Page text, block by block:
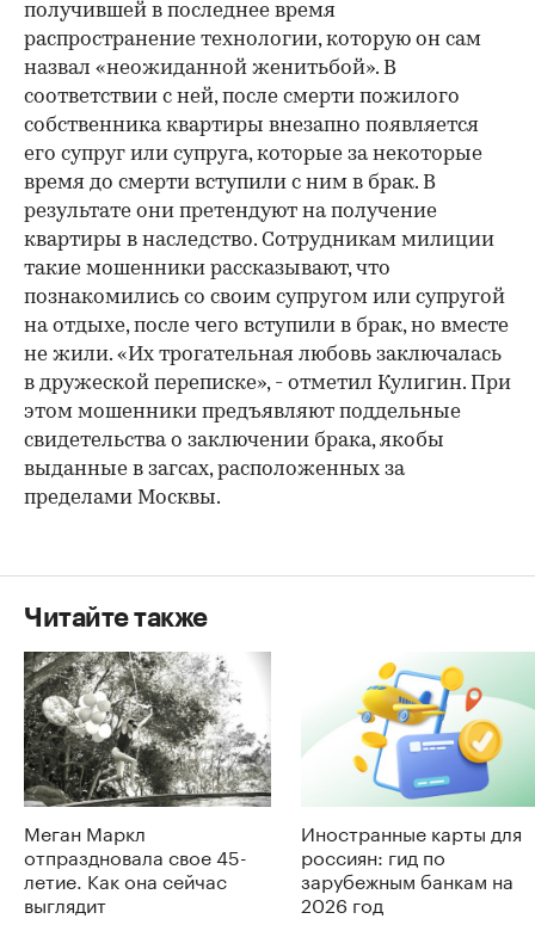
получившей в последнее время
распространение технологии, которую он сам
назвал «неожиданной женитьбой». В
соответствии с ней, после смерти пожилого
собственника квартиры внезапно появляется
его супруг или супруга, которые за некоторые
время до смерти вступили с ним в брак. В
результате они претендуют на получение
квартиры в наследство. Сотрудникам милиции
такие мошенники рассказывают, что
познакомились со своим супругом или супругой
на отдыхе, после чего вступили в брак, но вместе
не жили. «Их трогательная любовь заключалась
в дружеской переписке», - отметил Кулигин. При
этом мошенники предъявляют поддельные
свидетельства о заключении брака, якобы
выданные в загсах, расположенных за
пределами Москвы.
Читайте также
Меган Маркл
отпраздновала свое 45-
летие. Как она сейчас
выглядит
Иностранные карты для
россиян: гид по
зарубежным банкам на
2026 год